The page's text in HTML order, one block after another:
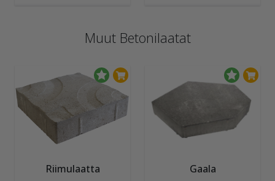
Muut Betonilaatat
Riimulaatta
Gaala